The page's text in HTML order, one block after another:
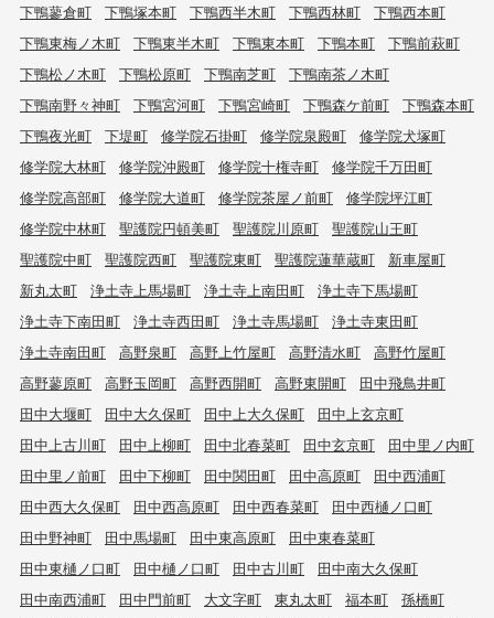
下鴨蓼倉町
下鴨塚本町 下鴨西半木町 下鴨西林町
下鴨西本町
下鴨東梅ノ木町
下鴨東半木町 下鴨東本町 下鴨本町
下鴨前萩町
下鴨松ノ木町
下鴨松原町 下鴨南芝町
下鴨南茶ノ木町
下鴨南野々神町
下鴨宮河町 下鴨宮崎町 下鴨森ケ前町
下鴨森本町
下鴨夜光町
下堤町 修学院石掛町 修学院泉殿町
修学院犬塚町
修学院大林町
修学院沖殿町 修学院十権寺町
修学院千万田町
修学院高部町
修学院大道町 修学院茶屋ノ前町
修学院坪江町
修学院中林町
聖護院円頓美町 聖護院川原町
聖護院山王町
聖護院中町
聖護院西町 聖護院東町 聖護院蓮華蔵町
新車屋町
新丸太町
浄土寺上馬場町 浄土寺上南田町
浄土寺下馬場町
浄土寺下南田町
浄土寺西田町 浄土寺馬場町
浄土寺東田町
浄土寺南田町
高野泉町 高野上竹屋町 高野清水町
高野竹屋町
高野蓼原町
高野玉岡町 高野西開町 高野東開町
田中飛鳥井町
田中大堰町
田中大久保町 田中上大久保町
田中上玄京町
田中上古川町
田中上柳町 田中北春菜町 田中玄京町
田中里ノ内町
田中里ノ前町
田中下柳町 田中関田町 田中高原町
田中西浦町
田中西大久保町
田中西高原町 田中西春菜町
田中西樋ノ口町
田中野神町
田中馬場町 田中東高原町
田中東春菜町
田中東樋ノ口町
田中樋ノ口町 田中古川町
田中南大久保町
田中南西浦町
田中門前町 大文字町 東丸太町 福本町
孫橋町